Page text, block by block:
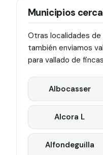
Municipios
Otras localidades
también enviamos
para vallado de
Albocasser
Alcora L
Alfondeguilla